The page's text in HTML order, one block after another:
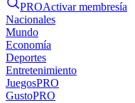
PROActivar membresía
Nacionales
Mundo
Economía
Deportes
Entretenimiento
JuegosPRO
GustoPRO